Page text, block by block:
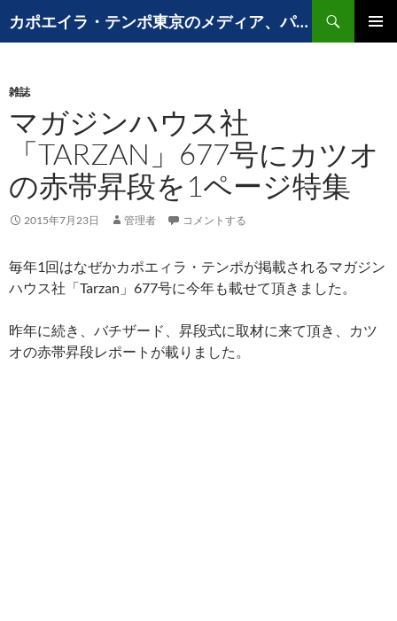
ン
ツ
へ
ッ
プ
カポエイラ・テンポ東京のメディア、パフォーマンスなど出演歴
索
雑誌
マガジンハウス社
「TARZAN」677号にカツオ
の赤帯昇段を1ページ特集
2015年7月23日 管理者 コメントする
毎年1回はなぜかカポエィラ・テンポが掲載されるマガジン
ハウス社「Tarzan」677号に今年も載せて頂きました。
昨年に続き、バチザード、昇段式に取材に来て頂き、カツ
オの赤帯昇段レポートが載りました。